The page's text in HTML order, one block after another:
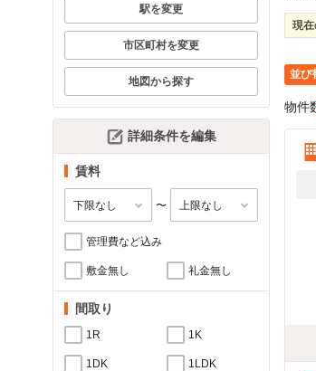
駅を変更
市区町村を変更
地図から探す
詳細条件を編集
賃料
〜
管理費など込み
敷金無し 礼金無し
間取り
1R 1K
1DK 1LDK
現在
並び
物件